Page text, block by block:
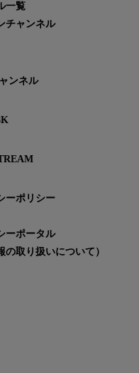
一覧
チャンネル
ンネル
ーポリシー
ーポータル
の取り扱いについて）